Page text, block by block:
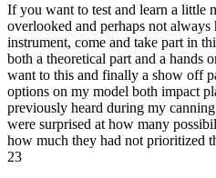
If you want to test and learn a little
overlooked and perhaps not
instrument, come and take part in
both a theoretical part and a hands
want to this and finally a show off
options on my model both impact
previously heard during my
were surprised at how many
how much they had not prioritized
23